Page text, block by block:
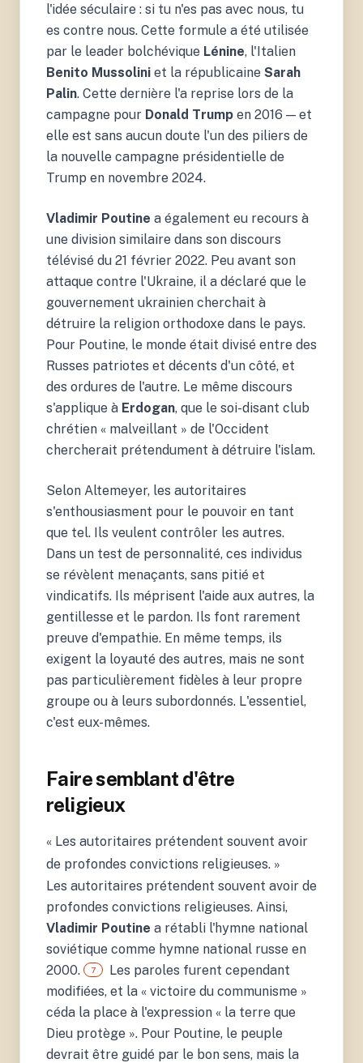
l'idée séculaire : si tu n'es pas avec nous, tu
es contre nous. Cette formule a été utilisée
par le leader bolchévique Lénine, l'Italien
Benito Mussolini et la républicaine Sarah
Palin. Cette dernière l'a reprise lors de la
campagne pour Donald Trump en 2016 — et
elle est sans aucun doute l'un des piliers de
la nouvelle campagne présidentielle de
Trump en novembre 2024.
Vladimir Poutine a également eu recours à
une division similaire dans son discours
télévisé du 21 février 2022. Peu avant son
attaque contre l'Ukraine, il a déclaré que le
gouvernement ukrainien cherchait à
détruire la religion orthodoxe dans le pays.
Pour Poutine, le monde était divisé entre des
Russes patriotes et décents d'un côté, et
des ordures de l'autre. Le même discours
s'applique à Erdogan, que le soi-disant club
chrétien « malveillant » de l'Occident
chercherait prétendument à détruire l'islam.
Selon Altemeyer, les autoritaires
s'enthousiasment pour le pouvoir en tant
que tel. Ils veulent contrôler les autres.
Dans un test de personnalité, ces individus
se révèlent menaçants, sans pitié et
vindicatifs. Ils méprisent l'aide aux autres, la
gentillesse et le pardon. Ils font rarement
preuve d'empathie. En même temps, ils
exigent la loyauté des autres, mais ne sont
pas particulièrement fidèles à leur propre
groupe ou à leurs subordonnés. L'essentiel,
c'est eux-mêmes.
Faire semblant d'être
religieux
« Les autoritaires prétendent souvent avoir
de profondes convictions religieuses. »
Les autoritaires prétendent souvent avoir de
profondes convictions religieuses. Ainsi,
Vladimir Poutine a rétabli l'hymne national
soviétique comme hymne national russe en
2000.
7
7.
Paris: Les Editions de
The Road to Unfreedom:
Tim Duggan Books;
Twilight of Democracy:
The Seductive Lure of
Doubleday.
Les paroles furent cependant
modifiées, et la « victoire du communisme »
céda la place à l'expression « la terre que
Dieu protège ». Pour Poutine, le peuple
devrait être guidé par le bon sens, mais la